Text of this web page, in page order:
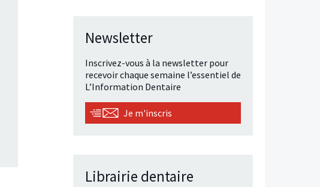
Newsletter
Inscrivez-vous à la newsletter pour
recevoir chaque semaine l’essentiel de
L’Information Dentaire
Je m'inscris
Librairie dentaire